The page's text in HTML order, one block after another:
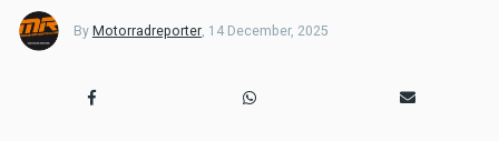
By Motorradreporter, 14 December, 2025